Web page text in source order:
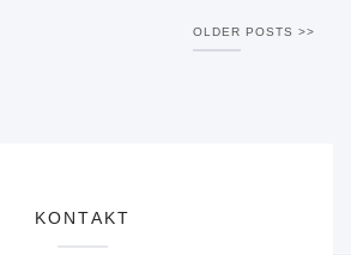
OLDER POSTS
KONTAKT